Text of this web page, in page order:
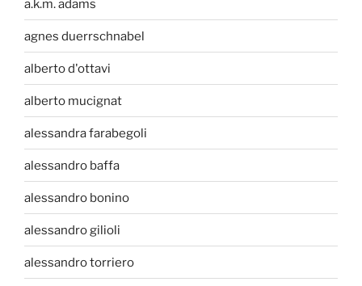
a.k.m. adams
agnes duerrschnabel
alberto d'ottavi
alberto mucignat
alessandra farabegoli
alessandro baffa
alessandro bonino
alessandro gilioli
alessandro torriero